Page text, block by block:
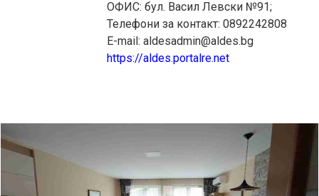
ОФИС: бул. Васил Левски №91;
Телефони за контакт: 0892242808
E-mail: aldesadmin@aldes.bg
https://aldes.portalre.net